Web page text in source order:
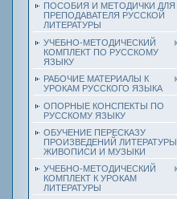
ПОСОБИЯ И МЕТОДИЧКИ ДЛЯ
ПРЕПОДАВАТЕЛЯ РУССКОЙ
ЛИТЕРАТУРЫ
УЧЕБНО-МЕТОДИЧЕСКИЙ
КОМПЛЕКТ ПО РУССКОМУ
ЯЗЫКУ
РАБОЧИЕ МАТЕРИАЛЫ К
УРОКАМ РУССКОГО ЯЗЫКА
ОПОРНЫЕ КОНСПЕКТЫ ПО
РУССКОМУ ЯЗЫКУ
ОБУЧЕНИЕ ПЕРЕСКАЗУ
ПРОИЗВЕДЕНИЙ ЛИТЕРАТУРЫ,
ЖИВОПИСИ И МУЗЫКИ
УЧЕБНО-МЕТОДИЧЕСКИЙ
КОМПЛЕКТ К УРОКАМ
ЛИТЕРАТУРЫ